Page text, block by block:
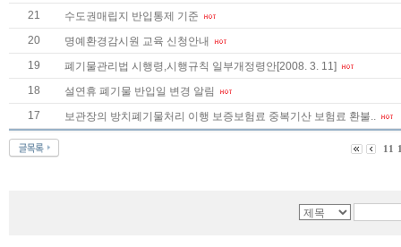
21
수도권매립지 반입통제 기준
20
명예환경감시원 교육 신청안내
19
폐기물관리법 시행령,시행규칙 일부개정령안[2008. 3. 11]
18
설연휴 폐기물 반입일 변경 알림
17
보관장의 방치폐기물처리 이행 보증보험료 중복기산 보험료 환불..
11